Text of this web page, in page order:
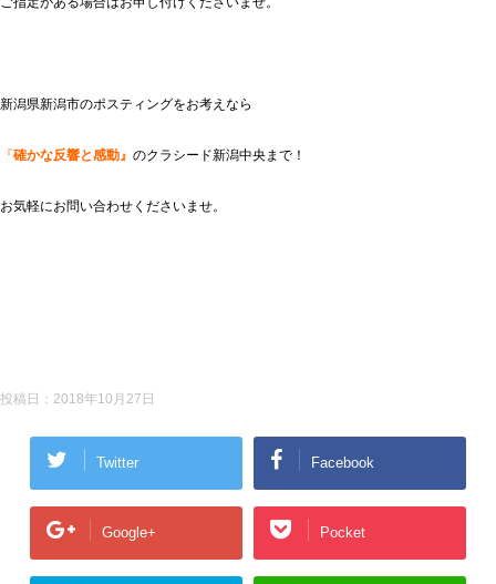
新潟県新潟市のポスティングをお考えなら
『確かな反響と感動』 のクラシード新潟中央まで！
お気軽にお問い合わせくださいませ。
投稿日： 2018年10月27日
Twitter Facebook
Google+ Pocket